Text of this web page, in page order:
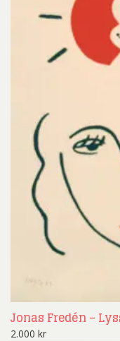
Jonas Fredén –
2.000 kr